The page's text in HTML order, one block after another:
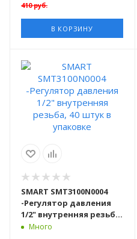
410руб.
В КОРЗИНУ
SMART SMT3100N0004
-Регулятор давления
1/2" внутренняя резьба,
40 штук в упаковке
Много